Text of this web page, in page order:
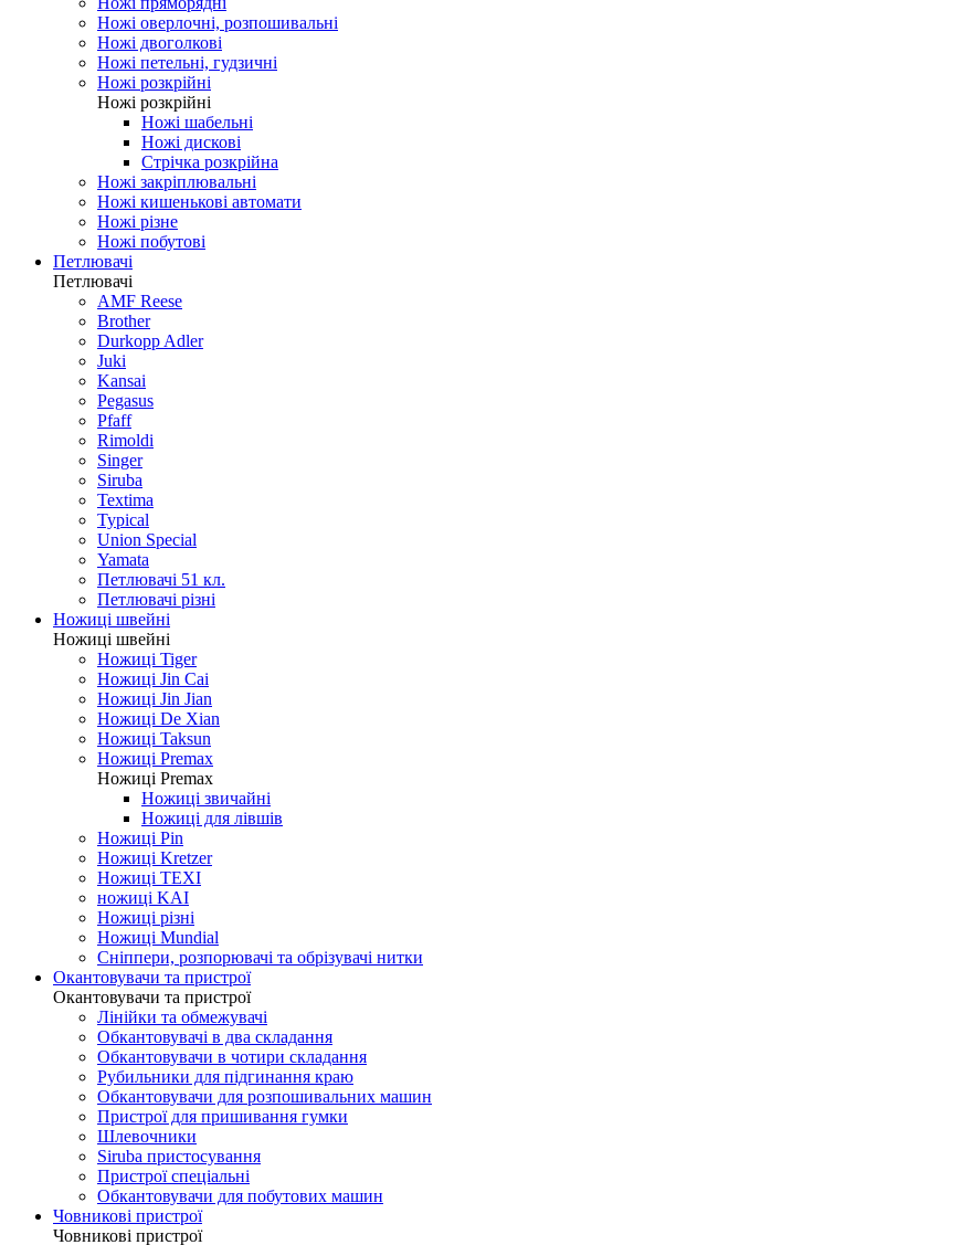
Ножі та розкрійні леза
Ножі та розкрійні леза
Ножі пряморядні
Ножі оверлочні, розпошивальні
Ножі двоголкові
Ножі петельні, гудзичні
Ножі розкрійні
Ножі розкрійні
Ножі шабельні
Ножі дискові
Стрічка розкрійна
Ножі закріплювальні
Ножі кишенькові автомати
Ножі різне
Ножі побутові
Петлювачі
Петлювачі
AMF Reese
Brother
Durkopp Adler
Juki
Kansai
Pegasus
Pfaff
Rimoldi
Singer
Siruba
Textima
Typical
Union Special
Yamata
Петлювачі 51 кл.
Петлювачі різні
Ножиці швейні
Ножиці швейні
Ножиці Tiger
Ножиці Jin Cai
Ножиці Jin Jian
Ножиці De Xian
Ножиці Taksun
Ножиці Premax
Ножиці Premax
Ножиці звичайні
Ножиці для лівшів
Ножиці Pin
Ножиці Kretzer
Ножиці TEXI
ножиці KAI
Ножиці різні
Ножиці Mundial
Сніппери, розпорювачі та обрізувачі нитки
Окантовувачи та пристрої
Окантовувачи та пристрої
Лінійки та обмежувачі
Обкантовувачі в два складання
Обкантовувачи в чотири складання
Рубильники для підгинання краю
Обкантовувачи для розпошивальних машин
Пристрої для пришивання гумки
Шлевочники
Siruba пристосування
Пристрої спеціальні